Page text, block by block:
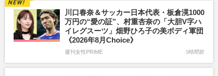
川口春奈＆サッカー日本代表・板倉滉1000
万円の“愛の証”、村重杏奈の「大胆V字ハ
イレグスーツ」畑野ひろ子の美ボディ軍団
《2026年8月Choice》
週刊女性PRIME 5時間前